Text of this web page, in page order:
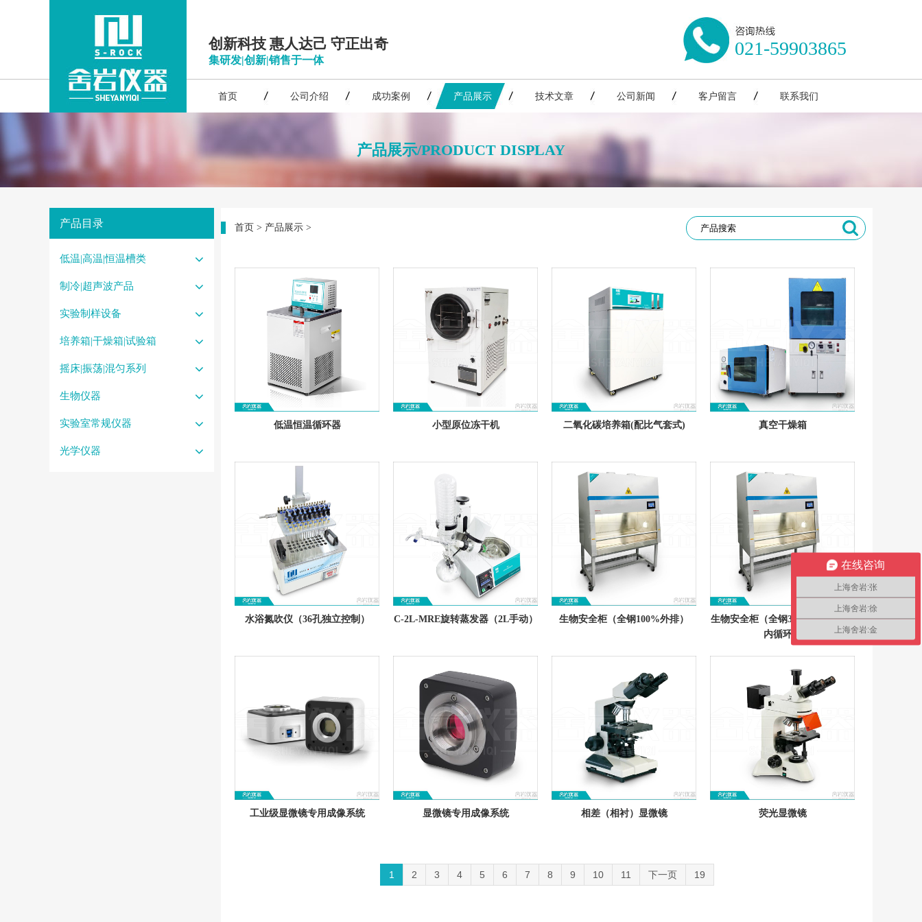
创新科技 惠人达己 守正出奇
集研发|创新|销售于一体
021-59903865
首页 公司介绍 成功案例 产品展示 技术文章 公司新闻 客户留言 联系我们
产品展示/PRODUCT DISPLAY
产品目录
低温|高温|恒温槽类
制冷|超声波产品
实验制样设备
培养箱|干燥箱|试验箱
摇床|振荡|混匀系列
生物仪器
实验室常规仪器
光学仪器
首页 > 产品展示 >
低温恒温循环器 小型原位冻干机 二氧化碳培养箱(配比气套式) 真空干燥箱
水浴氮吹仪（36孔独立控制） C-2L-MRE旋转蒸发器（2L手动） 生物安全柜（全钢100%外排）
生物安全柜（全钢30%外排、70%
内循环）
工业级显微镜专用成像系统 显微镜专用成像系统 相差（相衬）显微镜 荧光显微镜
1 2 3 4 5 6 7 8 9 10 11 下一页 19
在线咨询
上海舍岩:张
上海舍岩:徐
上海舍岩:金